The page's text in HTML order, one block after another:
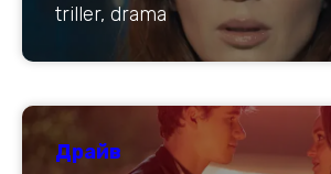
triller, drama
Драйв